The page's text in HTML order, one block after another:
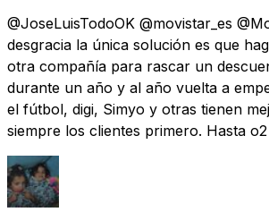
@JoseLuisTodoOK @movistar_es
desgracia la única solución es que
otra compañía para rascar un
durante un año y al año vuelta a
el fútbol, digi, Simyo y otras tienen
siempre los clientes primero. Hasta